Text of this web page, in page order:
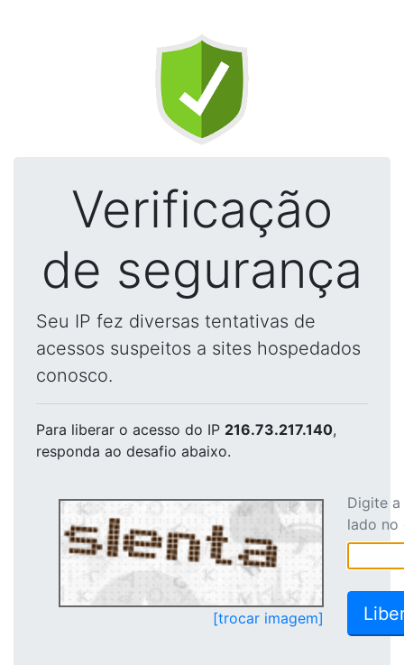
Verificação
de segurança
Seu IP fez diversas tentativas de
acessos suspeitos a sites hospedados
conosco.
Para liberar o acesso do IP 216.73.217.140,
responda ao desafio abaixo.
[trocar imagem]
Digite
lado no